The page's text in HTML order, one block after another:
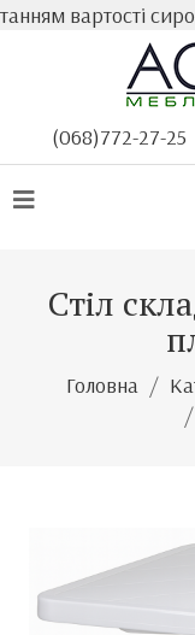
сировини
(068)772-27-25
Стіл
Головна